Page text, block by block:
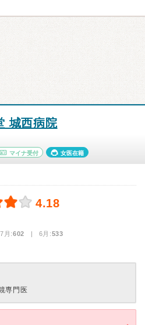
城西病院
マイナ受付 女医在籍
4.18
月:602 | 6月:533
専門医